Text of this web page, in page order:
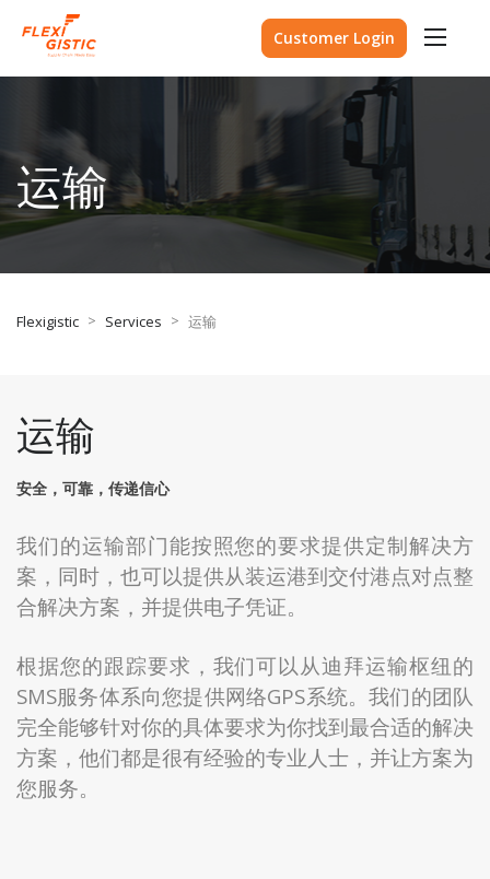
Customer Login
运输
Flexigistic > Services > 运输
运输
安全，可靠，传递信心
我们的运输部门能按照您的要求提供定制解决方
案，同时，也可以提供从装运港到交付港点对点整
合解决方案，并提供电子凭证。
根据您的跟踪要求，我们可以从迪拜运输枢纽的
SMS服务体系向您提供网络GPS系统。我们的团队
完全能够针对你的具体要求为你找到最合适的解决
方案，他们都是很有经验的专业人士，并让方案为
您服务。